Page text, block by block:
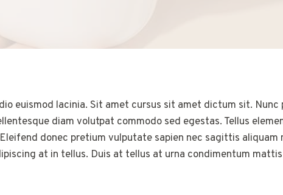
euismod lacinia. Sit amet cursus sit amet dictum sit. Nunc
diam volutpat commodo sed egestas. Tellus
donec pretium vulputate sapien nec sagittis aliquam
at in tellus. Duis at tellus at urna condimentum